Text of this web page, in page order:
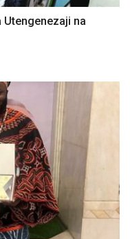
Utengenezaji na